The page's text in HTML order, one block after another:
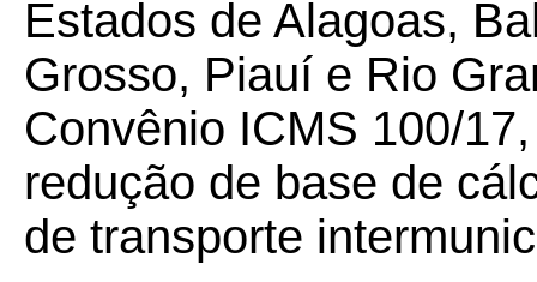
Estados de Alagoas,
Grosso, Piauí e Rio
Convênio ICMS 100/
redução de base de
de transporte